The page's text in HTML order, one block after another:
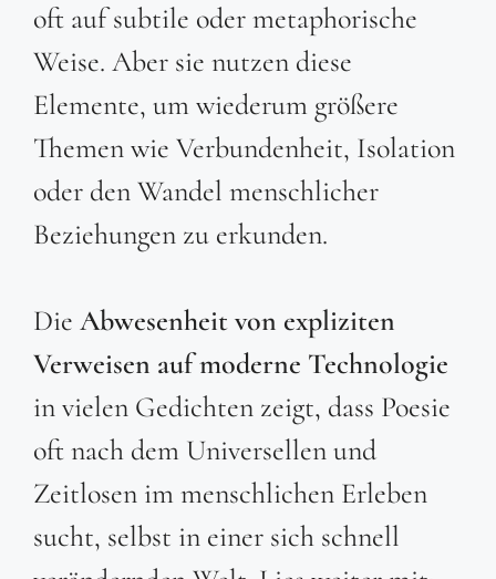
oft auf subtile oder metaphorische
Weise. Aber sie nutzen diese
Elemente, um wiederum größere
Themen wie Verbundenheit, Isolation
oder den Wandel menschlicher
Beziehungen zu erkunden.
Die Abwesenheit von expliziten
Verweisen auf moderne Technologie
in vielen Gedichten zeigt, dass Poesie
oft nach dem Universellen und
Zeitlosen im menschlichen Erleben
sucht, selbst in einer sich schnell